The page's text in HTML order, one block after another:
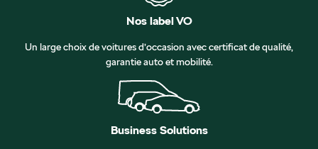
Nos label VO
Un large choix de voitures d’occasion avec certificat de qualité,
garantie auto et mobilité.
Business Solutions